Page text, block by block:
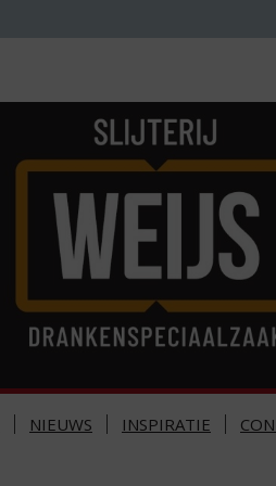
NIEUWS INSPIRATIE